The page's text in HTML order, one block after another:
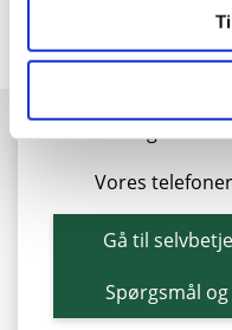
Mandag -
Vores
Gå til
Spørgsmål